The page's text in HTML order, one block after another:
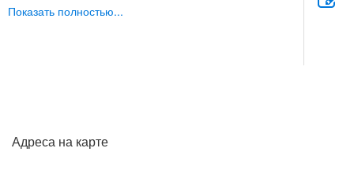
продолжает осуществлять хозяйственную деятельность
Показать полностью...
Адреса на карте